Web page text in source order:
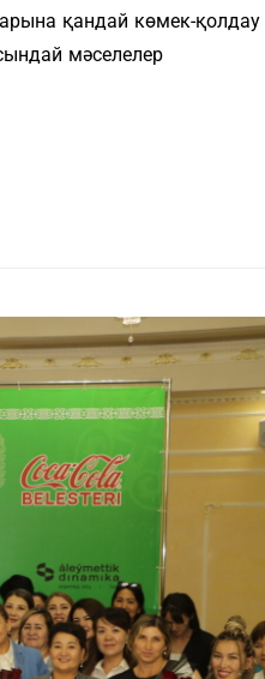
қандай көмек-қолдау
мәселелер